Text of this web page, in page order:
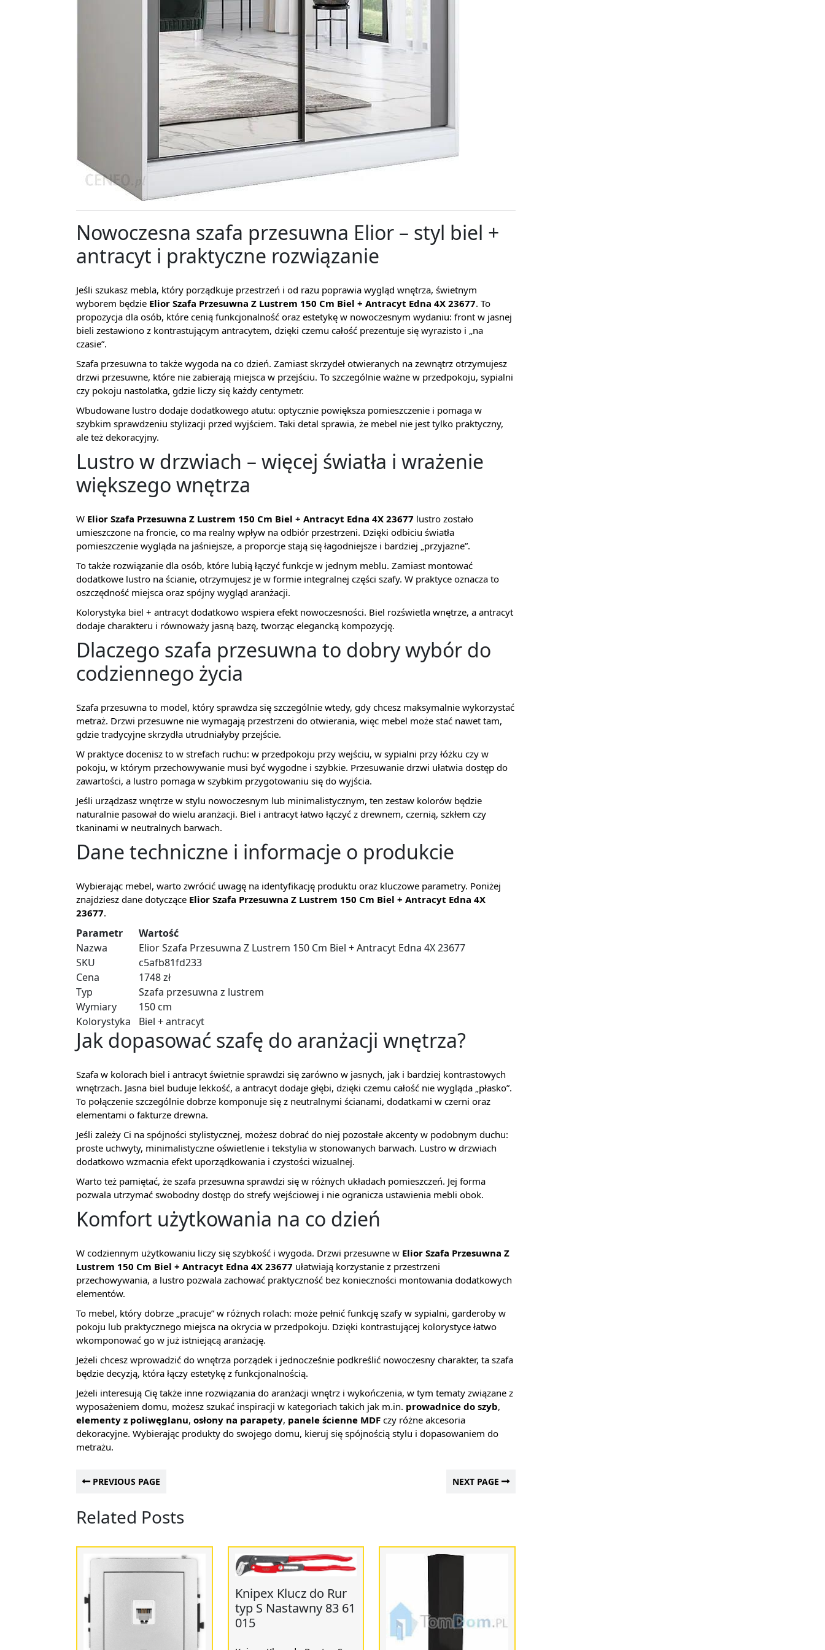
Nowoczesna szafa przesuwna Elior – styl biel +
antracyt i praktyczne rozwiązanie
Jeśli szukasz mebla, który porządkuje przestrzeń i od razu poprawia wygląd wnętrza, świetnym
wyborem będzie Elior Szafa Przesuwna Z Lustrem 150 Cm Biel + Antracyt Edna 4X 23677. To
propozycja dla osób, które cenią funkcjonalność oraz estetykę w nowoczesnym wydaniu: front w jasnej
bieli zestawiono z kontrastującym antracytem, dzięki czemu całość prezentuje się wyrazisto i „na
czasie”.
Szafa przesuwna to także wygoda na co dzień. Zamiast skrzydeł otwieranych na zewnątrz otrzymujesz
drzwi przesuwne, które nie zabierają miejsca w przejściu. To szczególnie ważne w przedpokoju, sypialni
czy pokoju nastolatka, gdzie liczy się każdy centymetr.
Wbudowane lustro dodaje dodatkowego atutu: optycznie powiększa pomieszczenie i pomaga w
szybkim sprawdzeniu stylizacji przed wyjściem. Taki detal sprawia, że mebel nie jest tylko praktyczny,
ale też dekoracyjny.
Lustro w drzwiach – więcej światła i wrażenie
większego wnętrza
W Elior Szafa Przesuwna Z Lustrem 150 Cm Biel + Antracyt Edna 4X 23677 lustro zostało
umieszczone na froncie, co ma realny wpływ na odbiór przestrzeni. Dzięki odbiciu światła
pomieszczenie wygląda na jaśniejsze, a proporcje stają się łagodniejsze i bardziej „przyjazne”.
To także rozwiązanie dla osób, które lubią łączyć funkcje w jednym meblu. Zamiast montować
dodatkowe lustro na ścianie, otrzymujesz je w formie integralnej części szafy. W praktyce oznacza to
oszczędność miejsca oraz spójny wygląd aranżacji.
Kolorystyka biel + antracyt dodatkowo wspiera efekt nowoczesności. Biel rozświetla wnętrze, a antracyt
dodaje charakteru i równoważy jasną bazę, tworząc elegancką kompozycję.
Dlaczego szafa przesuwna to dobry wybór do
codziennego życia
Szafa przesuwna to model, który sprawdza się szczególnie wtedy, gdy chcesz maksymalnie wykorzystać
metraż. Drzwi przesuwne nie wymagają przestrzeni do otwierania, więc mebel może stać nawet tam,
gdzie tradycyjne skrzydła utrudniałyby przejście.
W praktyce docenisz to w strefach ruchu: w przedpokoju przy wejściu, w sypialni przy łóżku czy w
pokoju, w którym przechowywanie musi być wygodne i szybkie. Przesuwanie drzwi ułatwia dostęp do
zawartości, a lustro pomaga w szybkim przygotowaniu się do wyjścia.
Jeśli urządzasz wnętrze w stylu nowoczesnym lub minimalistycznym, ten zestaw kolorów będzie
naturalnie pasował do wielu aranżacji. Biel i antracyt łatwo łączyć z drewnem, czernią, szkłem czy
tkaninami w neutralnych barwach.
Dane techniczne i informacje o produkcie
Wybierając mebel, warto zwrócić uwagę na identyfikację produktu oraz kluczowe parametry. Poniżej
znajdziesz dane dotyczące Elior Szafa Przesuwna Z Lustrem 150 Cm Biel + Antracyt Edna 4X
23677.
Parametr
Wartość
Nazwa
Elior Szafa Przesuwna Z Lustrem 150 Cm Biel + Antracyt Edna 4X 23677
SKU
c5afb81fd233
Cena
1748 zł
Typ
Szafa przesuwna z lustrem
Wymiary
150 cm
Kolorystyka
Biel + antracyt
Jak dopasować szafę do aranżacji wnętrza?
Szafa w kolorach biel i antracyt świetnie sprawdzi się zarówno w jasnych, jak i bardziej kontrastowych
wnętrzach. Jasna biel buduje lekkość, a antracyt dodaje głębi, dzięki czemu całość nie wygląda „płasko”.
To połączenie szczególnie dobrze komponuje się z neutralnymi ścianami, dodatkami w czerni oraz
elementami o fakturze drewna.
Jeśli zależy Ci na spójności stylistycznej, możesz dobrać do niej pozostałe akcenty w podobnym duchu:
proste uchwyty, minimalistyczne oświetlenie i tekstylia w stonowanych barwach. Lustro w drzwiach
dodatkowo wzmacnia efekt uporządkowania i czystości wizualnej.
Warto też pamiętać, że szafa przesuwna sprawdzi się w różnych układach pomieszczeń. Jej forma
pozwala utrzymać swobodny dostęp do strefy wejściowej i nie ogranicza ustawienia mebli obok.
Komfort użytkowania na co dzień
W codziennym użytkowaniu liczy się szybkość i wygoda. Drzwi przesuwne w Elior Szafa Przesuwna Z
Lustrem 150 Cm Biel + Antracyt Edna 4X 23677 ułatwiają korzystanie z przestrzeni
przechowywania, a lustro pozwala zachować praktyczność bez konieczności montowania dodatkowych
elementów.
To mebel, który dobrze „pracuje” w różnych rolach: może pełnić funkcję szafy w sypialni, garderoby w
pokoju lub praktycznego miejsca na okrycia w przedpokoju. Dzięki kontrastującej kolorystyce łatwo
wkomponować go w już istniejącą aranżację.
Jeżeli chcesz wprowadzić do wnętrza porządek i jednocześnie podkreślić nowoczesny charakter, ta szafa
będzie decyzją, która łączy estetykę z funkcjonalnością.
Jeżeli interesują Cię także inne rozwiązania do aranżacji wnętrz i wykończenia, w tym tematy związane z
wyposażeniem domu, możesz szukać inspiracji w kategoriach takich jak m.in. prowadnice do szyb,
elementy z poliwęglanu, osłony na parapety, panele ścienne MDF czy różne akcesoria
dekoracyjne. Wybierając produkty do swojego domu, kieruj się spójnością stylu i dopasowaniem do
metrażu.
PREVIOUS PAGE NEXT PAGE
Related Posts
Knipex Klucz do Rur
typ S Nastawny 83 61
015